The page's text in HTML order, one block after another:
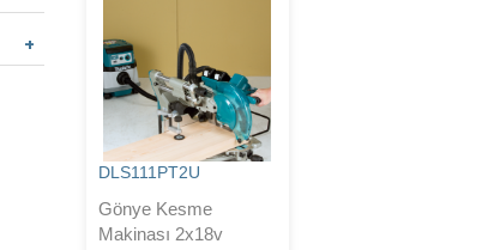
DLS111PT2U
Gönye Kesme
Makinası 2x18v